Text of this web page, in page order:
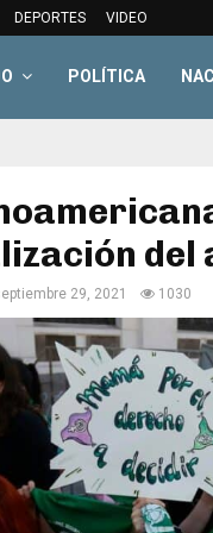
DEPORTES VIDEO
POLÍTICA
del
29, 2021 1030